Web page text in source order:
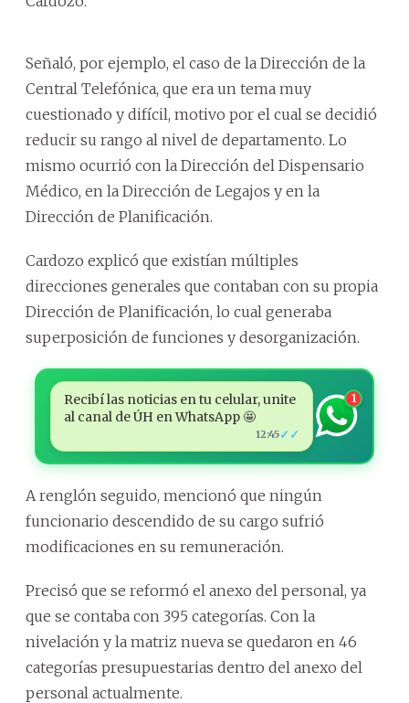
Señaló, por ejemplo, el caso de la Dirección de la
Central Telefónica, que era un tema muy
cuestionado y difícil, motivo por el cual se decidió
reducir su rango al nivel de departamento. Lo
mismo ocurrió con la Dirección del Dispensario
Médico, en la Dirección de Legajos y en la
Dirección de Planificación.
Cardozo explicó que existían múltiples
direcciones generales que contaban con su propia
Dirección de Planificación, lo cual generaba
superposición de funciones y desorganización.
Recibí las noticias en tu celular, unite
al canal de ÚH en WhatsApp 🤩
12:45✓✓
1
A renglón seguido, mencionó que ningún
funcionario descendido de su cargo sufrió
modificaciones en su remuneración.
Precisó que se reformó el anexo del personal, ya
que se contaba con 395 categorías. Con la
nivelación y la matriz nueva se quedaron en 46
categorías presupuestarias dentro del anexo del
personal actualmente.